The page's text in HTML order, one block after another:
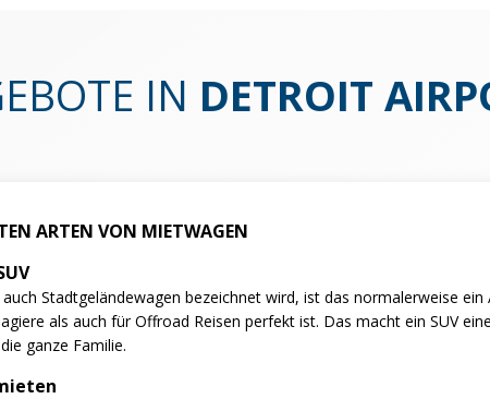
IN DETROIT
ARTEN VON MIETWAGEN
auch Stadtgeländewagen bezeichnet wird, ist das normalerweise
als auch für Offroad Reisen perfekt ist. Das macht ein SUV
ganze Familie.